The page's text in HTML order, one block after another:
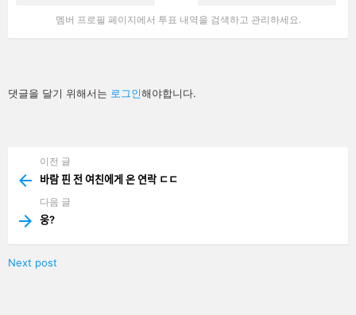
멤버 프로필 페이지에서 투표 내역을 검색하고 관리하세요.
답
글
댓글을 달기 위해서는 로그인해야합니다.
more
이전 글
바람 핀 전 여친에게 온 연락 ㄷㄷ
다음 글
웅?
Next post